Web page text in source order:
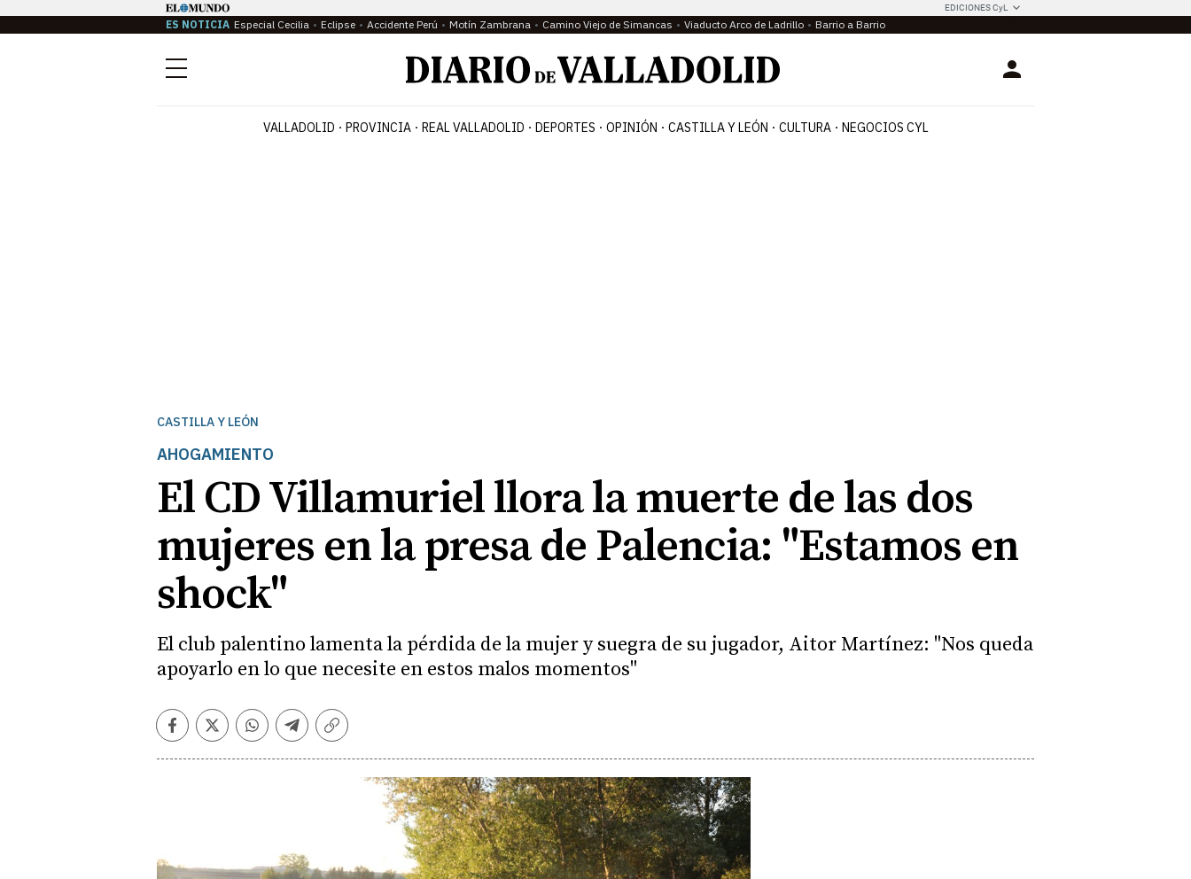
EDICIONES CyL
ES NOTICIA Especial Cecilia Eclipse Accidente Perú Motín Zambrana Camino Viejo de Simancas Viaducto Arco de Ladrillo Barrio a Barrio
Menú Login
VALLADOLID PROVINCIA REAL VALLADOLID DEPORTES OPINIÓN CASTILLA Y LEÓN CULTURA NEGOCIOS CYL
CASTILLA Y LEÓN
AHOGAMIENTO
El CD Villamuriel llora la muerte de las dos
mujeres en la presa de Palencia: "Estamos en
shock"
El club palentino lamenta la pérdida de la mujer y suegra de su jugador, Aitor Martínez: "Nos queda
apoyarlo en lo que necesite en estos malos momentos"
Facebook
TwitterWhatsapp
Telegram
Copiar